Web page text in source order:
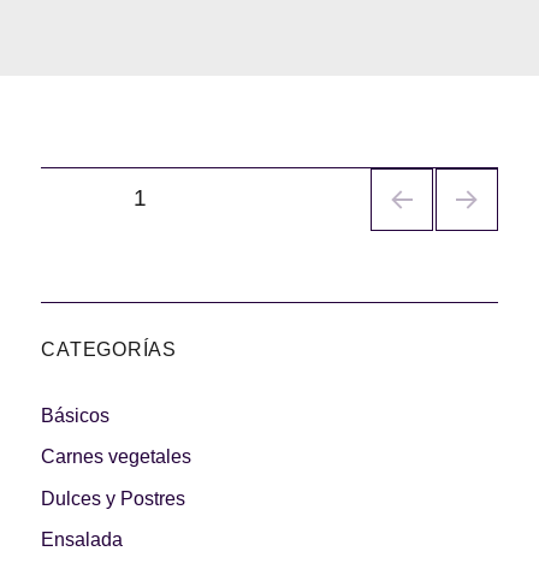
PÁGINA1
CATEGORÍAS
Básicos
Carnes vegetales
Dulces y Postres
Ensalada